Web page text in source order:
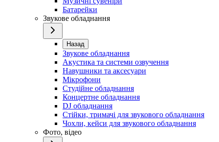
Батарейки
Звукове обладнання
Назад
Звукове обладнання
Акустика та системи озвучення
Навушники та аксесуари
Мікрофони
Студійне обладнання
Концертне обладнання
DJ обладнання
Стійки, тримачі для звукового обладнання
Чохли, кейси для звукового обладнання
Фото, відео